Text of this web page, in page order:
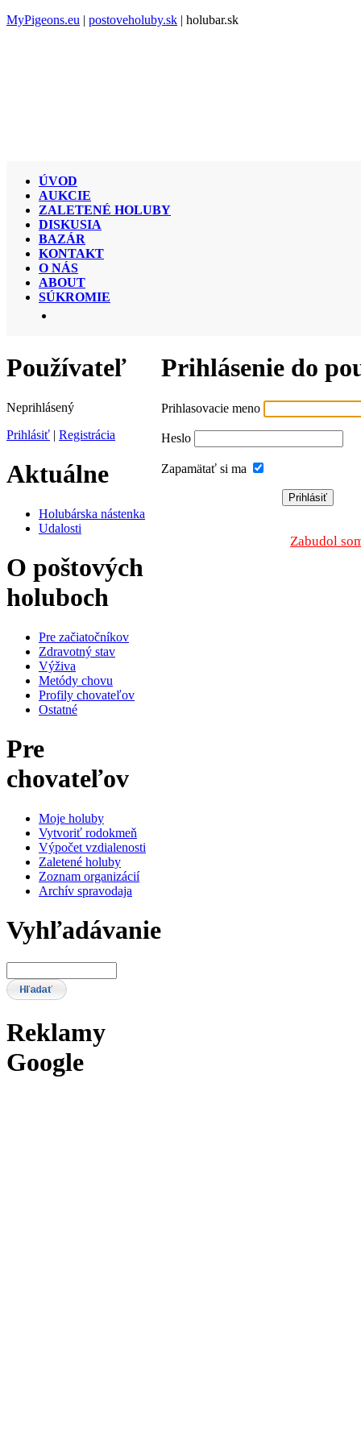
MyPigeons.eu | postoveholuby.sk | holubar.sk
ÚVOD
AUKCIE
ZALETENÉ HOLUBY
DISKUSIA
BAZÁR
KONTAKT
O NÁS
ABOUT
SÚKROMIE
Používateľ
Neprihlásený
Prihlásiť | Registrácia
Aktuálne
Holubárska nástenka
Udalosti
O poštových
holuboch
Pre začiatočníkov
Zdravotný stav
Výživa
Metódy chovu
Profily chovateľov
Ostatné
Pre
chovateľov
Moje holuby
Vytvoriť rodokmeň
Výpočet vzdialenosti
Zaletené holuby
Zoznam organizácií
Archív spravodaja
Vyhľadávanie
Reklamy
Google
Prihlásenie do
Prihlasovacie meno
Heslo
Zapamätať si ma
Zabudol